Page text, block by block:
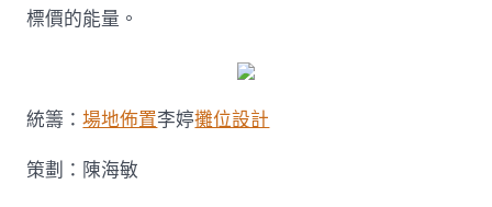
標價的能量。
統籌：場地佈置李婷攤位設計
策劃：陳海敏